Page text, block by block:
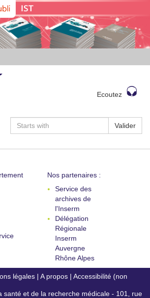
Ecoutez
Valider
Nos partenaires :
Service des
archives de
l'Inserm
Délégation
Régionale
Inserm
Auvergne
Rhône Alpes
légales | A propos | Accessibilité (non
conforme)
santé et de la recherche médicale - 101, rue